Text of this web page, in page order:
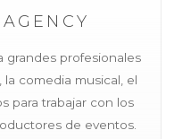
grandes profesionales
la comedia musical, el
para trabajar con los
de eventos.